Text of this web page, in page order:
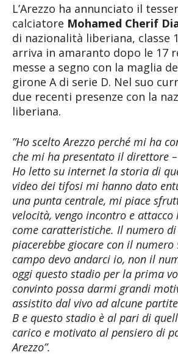
L’Arezzo ha annunciato il
calciatore Mohamed Cherif
di nazionalità liberiana, classe
arriva in amaranto dopo le 17
messe a segno con la maglia
girone A di serie D. Nel suo
due recenti presenze con la
liberiana.
”Ho scelto Arezzo perché mi ha
che mi ha presentato il direttore
Ho letto su internet la storia di
video dei tifosi mi hanno dato
una punta centrale, mi piace
velocità, vengo incontro e
come caratteristiche. Il numero
piacerebbe giocare con il
campo devo andarci io, non il
oggi questo stadio per la prima
convinto possa darmi grandi
assistito dal vivo ad alcune
B e questo stadio è al pari di
carico e motivato al pensiero di
Arezzo”.